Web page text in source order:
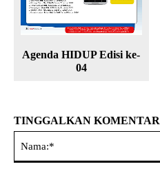
Agenda HIDUP Edisi ke-
04
TINGGALKAN KOMENTAR